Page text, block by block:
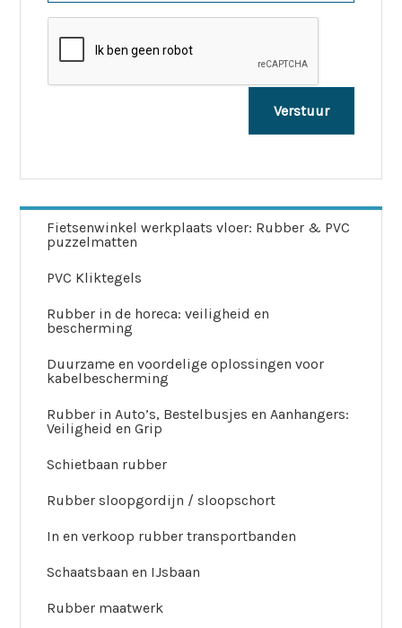
Fietsenwinkel werkplaats vloer: Rubber & PVC
puzzelmatten
PVC Kliktegels
Rubber in de horeca: veiligheid en
bescherming
Duurzame en voordelige oplossingen voor
kabelbescherming
Rubber in Auto’s, Bestelbusjes en Aanhangers:
Veiligheid en Grip
Schietbaan rubber
Rubber sloopgordijn / sloopschort
In en verkoop rubber transportbanden
Schaatsbaan en IJsbaan
Rubber maatwerk